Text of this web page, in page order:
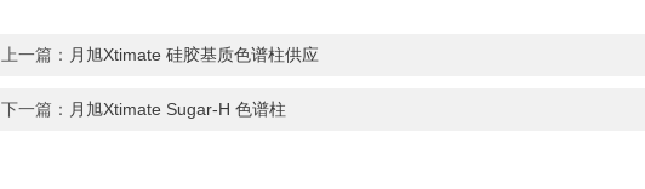
上一篇： 月旭Xtimate 硅胶基质色谱柱供应
下一篇： 月旭Xtimate Sugar-H 色谱柱